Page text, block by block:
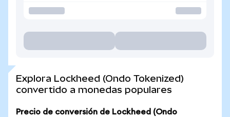
Explora Lockheed (Ondo Tokenized)
convertido a monedas populares
Precio de conversión de Lockheed (Ondo